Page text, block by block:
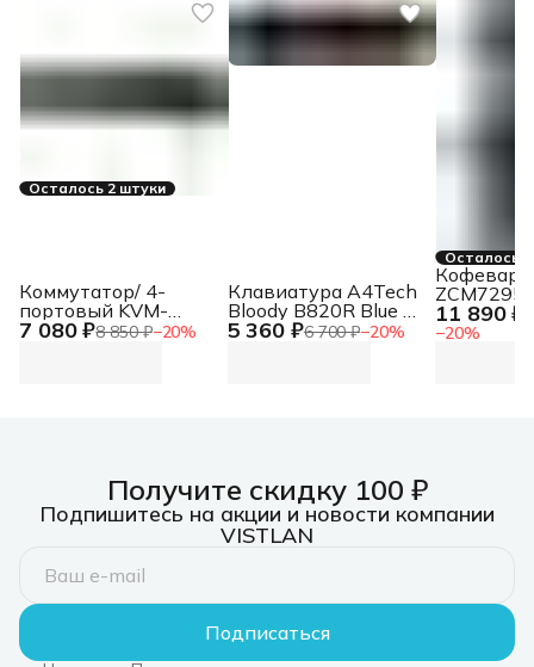
Осталось 2 штуки
7 080 ₽8 850 ₽−20%
Коммутатор/ 4-
портовый KVM-
переключатель с
5 360 ₽6 700 ₽−20%
Клавиатура A4Tech
Bloody B820R Blue S
механическая
Осталось
11 890 ₽
−20%
ZCM7295
Получите скидку 100 ₽
Подпишитесь на акции и новости компании
VISTLAN
Подписаться